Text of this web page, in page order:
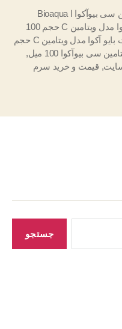
خرید و قیمت سرم آبرسان ویتامین سی بیوآکوا ا Bioaqua
سرم پوست بایو آکوا مدل ویتامین C حجم 100
سرم پوست بایو آکوا مدل ویتامین C حجم
سی بیوآکوا 100 میل
,
, قیمت و خرید سرم